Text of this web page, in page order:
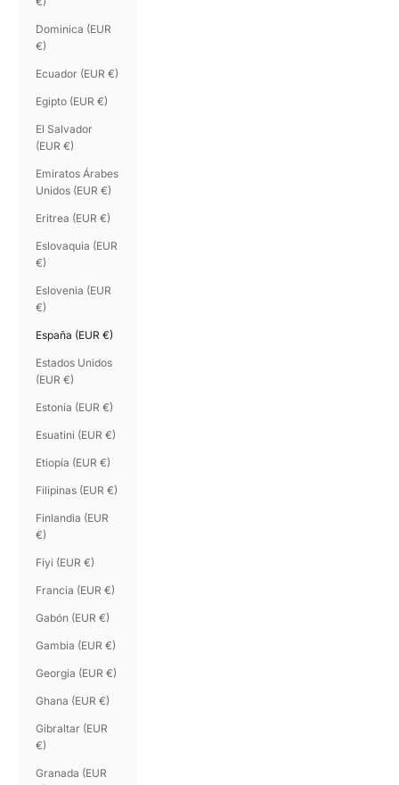
Dominica (EUR
€)
Ecuador (EUR €)
Egipto (EUR €)
El Salvador
(EUR €)
Emiratos Árabes
Unidos (EUR €)
Eritrea (EUR €)
Eslovaquia (EUR
€)
Eslovenia (EUR
€)
España (EUR €)
Estados Unidos
(EUR €)
Estonia (EUR €)
Esuatini (EUR €)
Etiopía (EUR €)
Filipinas (EUR €)
Finlandia (EUR
€)
Fiyi (EUR €)
Francia (EUR €)
Gabón (EUR €)
Gambia (EUR €)
Georgia (EUR €)
Ghana (EUR €)
Gibraltar (EUR
€)
Granada (EUR